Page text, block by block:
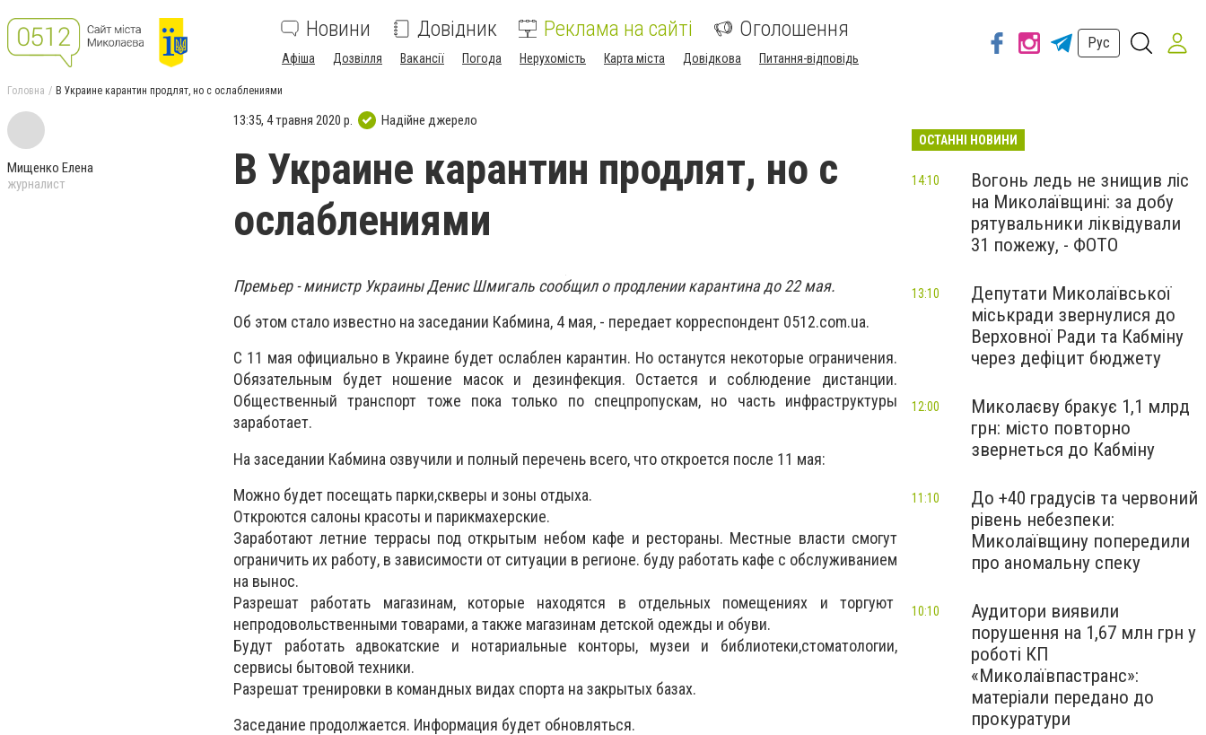
Новини Довідник Реклама на сайті Оголошення
Афіша Дозвілля Вакансії Погода Нерухомість Карта міста Довідкова Питання-відповідь
Рус
Головна В Украине карантин продлят, но с ослаблениями
Мищенко Елена
журналист
13:35, 4 травня 2020 р. Надійне джерело
В Украине карантин продлят, но с
ослаблениями
Премьер - министр Украины Денис Шмигаль сообщил о продлении карантина до 22 мая.
Об этом стало известно на заседании Кабмина, 4 мая, - передает корреспондент 0512.com.ua.
С 11 мая официально в Украине будет ослаблен карантин. Но останутся некоторые ограничения.
Обязательным будет ношение масок и дезинфекция. Остается и соблюдение дистанции.
Общественный транспорт тоже пока только по спецпропускам, но часть инфраструктуры
заработает.
На заседании Кабмина озвучили и полный перечень всего, что откроется после 11 мая:
Можно будет посещать парки,скверы и зоны отдыха.
Откроются салоны красоты и парикмахерские.
Заработают летние террасы под открытым небом кафе и рестораны. Местные власти смогут
ограничить их работу, в зависимости от ситуации в регионе. буду работать кафе с обслуживанием
на вынос.
Разрешат работать магазинам, которые находятся в отдельных помещениях и торгуют
непродовольственными товарами, а также магазинам детской одежды и обуви.
Будут работать адвокатские и нотариальные конторы, музеи и библиотеки,стоматологии,
сервисы бытовой техники.
Разрешат тренировки в командных видах спорта на закрытых базах.
Заседание продолжается. Информация будет обновляться.
ОСТАННІ НОВИНИ
Вогонь ледь не знищив ліс
на Миколаївщині: за добу
рятувальники ліквідували
31 пожежу, - ФОТО
14:10
Депутати Миколаївської
міськради звернулися до
Верховної Ради та Кабміну
через дефіцит бюджету
13:10
Миколаєву бракує 1,1 млрд
грн: місто повторно
звернеться до Кабміну
12:00
До +40 градусів та червоний
рівень небезпеки:
Миколаївщину попередили
про аномальну спеку
11:10
Аудитори виявили
порушення на 1,67 млн грн у
роботі КП
«Миколаївпастранс»:
матеріали передано до
прокуратури
10:10